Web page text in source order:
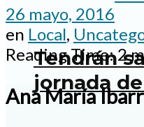
Tendrán
jornada
26 mayo, 2016
en Local,
Reading Time: 2
Ana María